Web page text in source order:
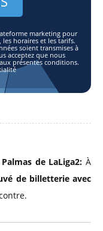
marketing pour
horaires et les tarifs.
soient transmises à
acceptez que nous
présentes conditions.
de LaLiga2: À
de billetterie avec